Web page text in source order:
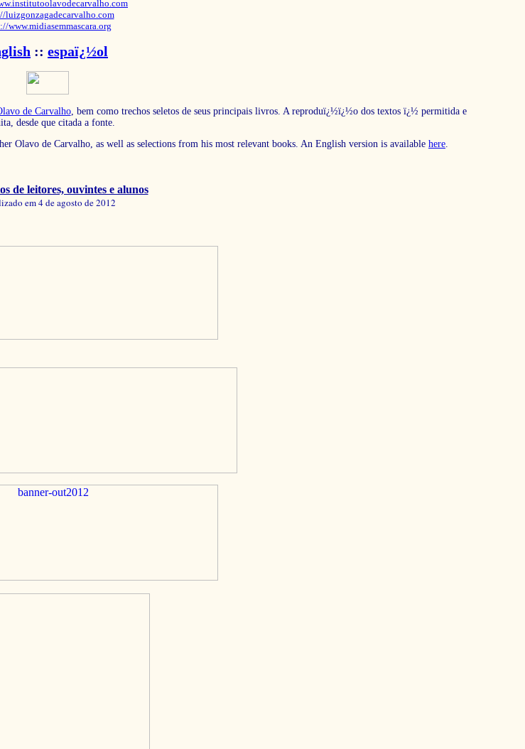
luizgonzagadecarvalho.com
www.midiasemmascara.org
:: espaï¿½ol
de Carvalho, bem como trechos seletos de seus principais livros. A reproduï¿½ï¿½o dos textos ï¿½ permitida e
desde que citada a fonte.
Olavo de Carvalho, as well as selections from his most relevant books. An English version is available here.
de leitores, ouvintes e alunos
em 4 de agosto de 2012